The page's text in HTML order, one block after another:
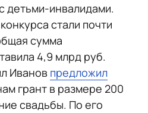
детьми-инвалидами.
стали почти
сумма
4,9 млрд руб.
Иванов предложил
грант в размере 200
свадьбы. По его